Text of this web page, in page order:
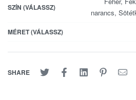
SZÍN (VÁLASSZ)
narancs,
MÉRET (VÁLASSZ)
SHARE